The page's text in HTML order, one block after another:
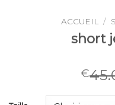
ACCUEIL /
short
€